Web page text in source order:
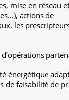
mise en réseau et
actions de
les
énergétique
de faisabilité de